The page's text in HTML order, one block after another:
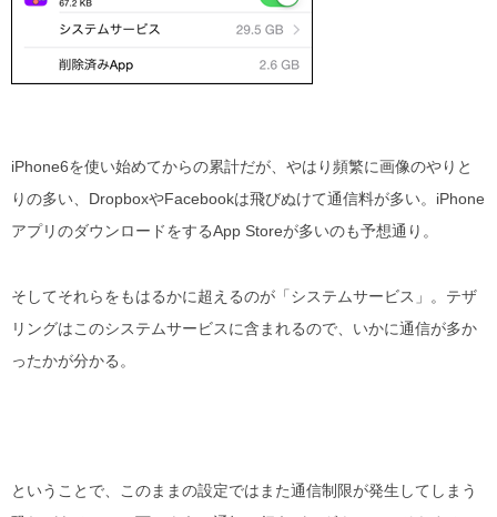
iPhone6を使い始めてからの累計だが、やはり頻繁に画像のやりと
りの多い、DropboxやFacebookは飛びぬけて通信料が多い。iPhone
アプリのダウンロードをするApp Storeが多いのも予想通り。
そしてそれらをもはるかに超えるのが「システムサービス」。テザ
リングはこのシステムサービスに含まれるので、いかに通信が多か
ったかが分かる。
ということで、このままの設定ではまた通信制限が発生してしまう